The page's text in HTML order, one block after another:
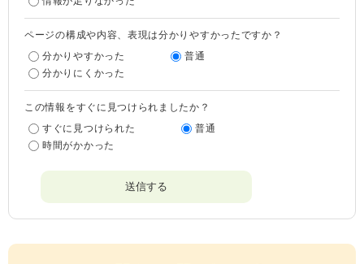
ページの構成や内容、表現は分かりやすかったですか？
分かりやすかった
普通
分かりにくかった
この情報をすぐに見つけられましたか？
すぐに見つけられた
普通
時間がかかった